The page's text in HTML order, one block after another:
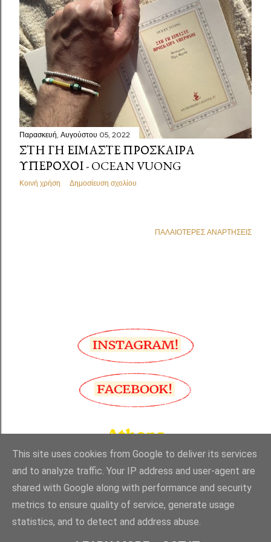
τ
ή
σ
ε
ι
ς
Παρασκευή, Αυγούστου 05, 2022
ΣΤΗ ΓΗ ΕΊΜΑΣΤΕ ΠΡΌΣΚΑΙΡΑ
ΥΠΈΡΟΧΟΙ - OCEAN VUONG
Κοινή χρήση Δημοσίευση σχολίου
ΠΑΛΑΙΌΤΕΡΕΣ ΑΝΑΡΤΉΣΕΙΣ
Από το Blogger
Made with love and passion in Greece by TheFotomaton
This site uses cookies from Google to deliver its services
and to analyze traffic. Your IP address and user-agent are
shared with Google along with performance and security
metrics to ensure quality of service, generate usage
statistics, and to detect and address abuse.